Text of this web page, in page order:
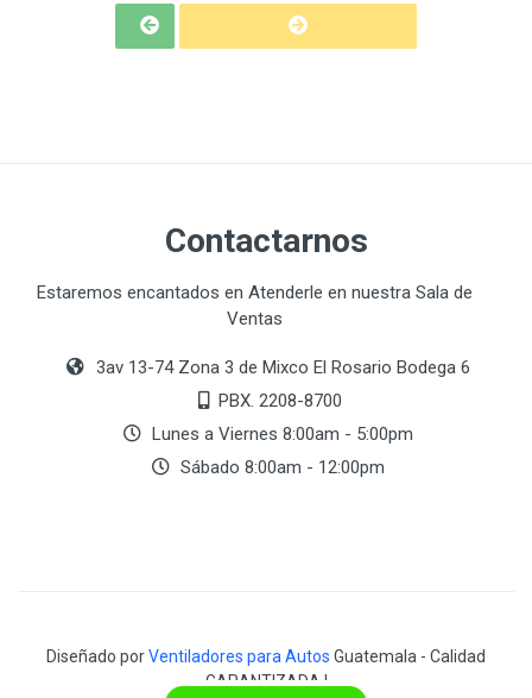
Contactarnos
Estaremos encantados en Atenderle en nuestra Sala de
Ventas
3av 13-74 Zona 3 de Mixco El Rosario Bodega 6
PBX. 2208-8700
Lunes a Viernes 8:00am - 5:00pm
Sábado 8:00am - 12:00pm
Diseñado porVentiladores para Autos Guatemala - Calidad
GARANTIZADA !